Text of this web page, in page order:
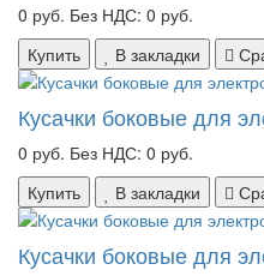
0 руб. Без НДС: 0 руб.
Купить
В закладки
Кусачки боковые для
0 руб. Без НДС: 0 руб.
Купить
В закладки
Кусачки боковые для